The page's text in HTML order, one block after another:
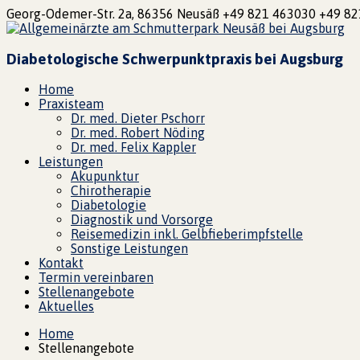
Georg-Odemer-Str. 2a, 86356 Neusäß +49 821 463030 +49
Diabetologische Schwerpunktpraxis bei Augsburg
Home
Praxisteam
Dr. med. Dieter Pschorr
Dr. med. Robert Nöding
Dr. med. Felix Kappler
Leistungen
Akupunktur
Chirotherapie
Diabetologie
Diagnostik und Vorsorge
Reisemedizin inkl. Gelbfieberimpfstelle
Sonstige Leistungen
Kontakt
Termin vereinbaren
Stellenangebote
Aktuelles
Home
Stellenangebote